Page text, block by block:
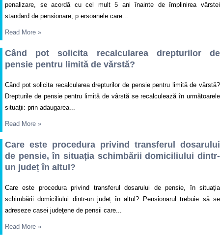
penalizare, se acordă cu cel mult 5 ani înainte de împlinirea vârstei
standard de pensionare, p ersoanele care...
Read More »
Când pot solicita recalcularea drepturilor de
pensie pentru limită de vărstă?
Când pot solicita recalcularea drepturilor de pensie pentru limită de vărstă?
Drepturile de pensie pentru limită de vârstă se recalculează în următoarele
situaţii: prin adaugarea...
Read More »
Care este procedura privind transferul dosarului
de pensie, în situația schimbării domiciliului dintr-
un județ în altul?
Care este procedura privind transferul dosarului de pensie, în situația
schimbării domiciliului dintr-un județ în altul? Pensionarul trebuie să se
adreseze casei judeţene de pensii care...
Read More »